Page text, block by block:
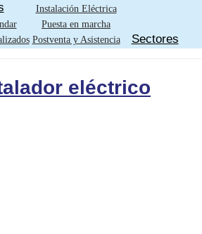
Instalación Eléctrica
Puesta en marcha
Postventa y Asistencia
Sectores
eléctrico